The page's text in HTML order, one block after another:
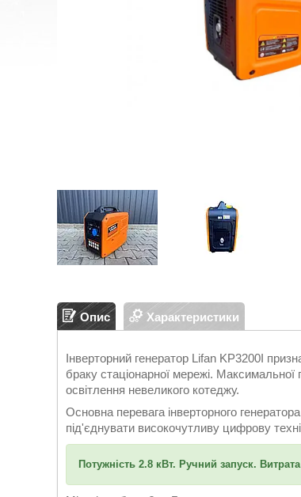
Опис Характеристики
Інверторний генератор Lifan KP3200I
браку стаціонарної мережі.
освітлення невеликого котеджу.
Основна перевага інверторного
під'єднувати високочутливу цифрову
Потужність 2.8 кВт. Ручний запуск.